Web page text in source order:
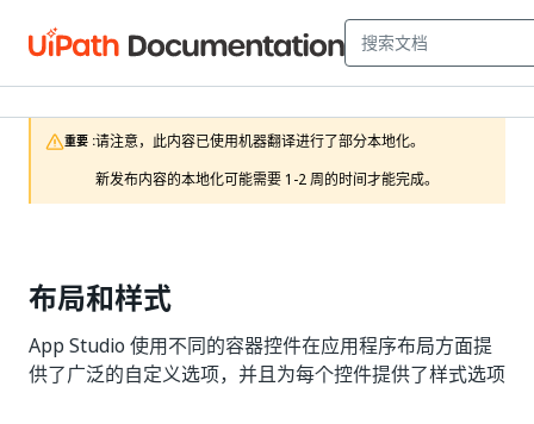
重要 :请注意，此内容已使用机器翻译进行了部分本地化。
新发布内容的本地化可能需要 1-2 周的时间才能完成。
布局和样式
App Studio 使用不同的容器控件在应用程序布局方面提
供了广泛的自定义选项，并且为每个控件提供了样式选项